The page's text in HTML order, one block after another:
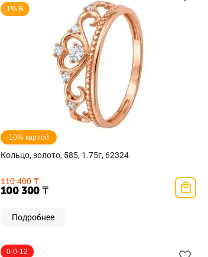
1% Б
-10% картой
Кольцо, золото, 585, 1.75г, 62324
110 400 ₸
100 300₸
Подробнее
0-0-12